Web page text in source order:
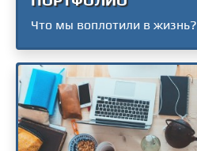
Что мы воплотили в жизнь?